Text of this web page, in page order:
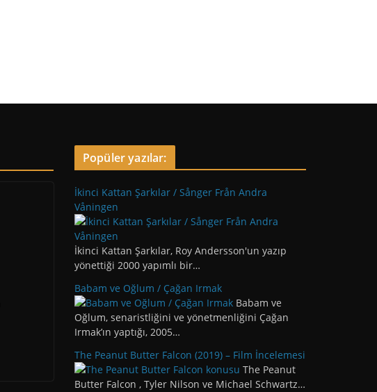
Popüler yazılar:
İkinci Kattan Şarkılar / Sånger Från Andra
Våningen
İkinci Kattan Şarkılar, Roy Andersson'un yazıp
yönettiği 2000 yapımlı bir…
Babam ve Oğlum / Çağan Irmak
Babam ve
Oğlum, senaristliğini ve yönetmenliğini Çağan
Irmak’ın yaptığı, 2005…
The Peanut Butter Falcon (2019) – Film İncelemesi
The Peanut
Butter Falcon , Tyler Nilson ve Michael Schwartz…